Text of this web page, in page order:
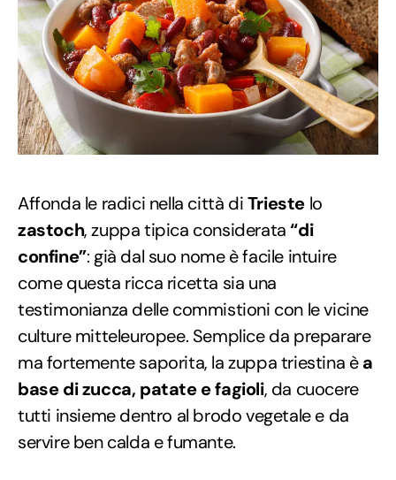
Affonda le radici nella città diTrieste lo
zastoch, zuppa tipica considerata“di
confine”: già dal suo nome è facile intuire
come questa ricca ricetta sia una
testimonianza delle commistioni con le vicine
culture mitteleuropee. Semplice da preparare
ma fortemente saporita, la zuppa triestina èa
base di zucca, patate e fagioli, da cuocere
tutti insieme dentro al brodo vegetale e da
servire ben calda e fumante.